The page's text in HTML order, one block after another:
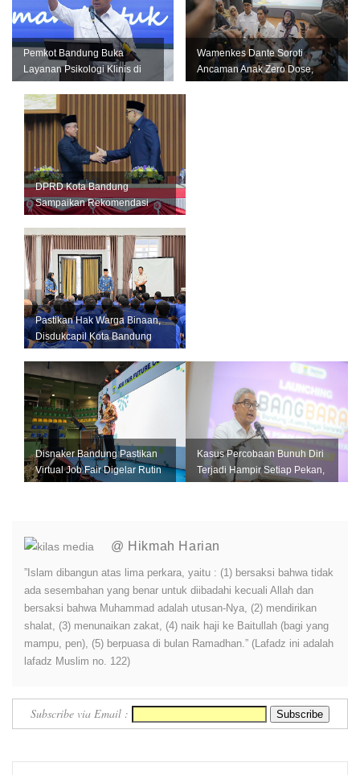
Pemkot Bandung Buka
Layanan Psikologi Klinis di
Tangani Kese...
Wamenkes Dante Soroti
Ancaman Anak Zero Dose,
DPRD Kota Bandung
Sampaikan Rekomendasi
Tingkatkan Pelay...
Pastikan Hak Warga Binaan,
Disdukcapil Kota Bandung
Bance...
Disnaker Bandung Pastikan
Virtual Job Fair Digelar Rutin
Kasus Percobaan Bunuh Diri
Terjadi Hampir Setiap Pekan,
@ Hikmah Harian
”Islam dibangun atas lima perkara, yaitu : (1) bersaksi bahwa tidak
ada sesembahan yang benar untuk diibadahi kecuali Allah dan
bersaksi bahwa Muhammad adalah utusan-Nya, (2) mendirikan
shalat, (3) menunaikan zakat, (4) naik haji ke Baitullah (bagi yang
mampu, pen), (5) berpuasa di bulan Ramadhan.” (Lafadz ini adalah
lafadz Muslim no. 122)
Subscribe via Email :